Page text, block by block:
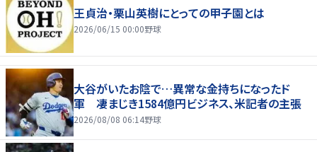
王貞治・栗山英樹にとっての甲子園とは
2026/06/15 00:00野球
大谷がいたお陰で…異常な金持ちになったド
軍 凄まじき1584億円ビジネス、米記者の主張
2026/08/08 06:14野球